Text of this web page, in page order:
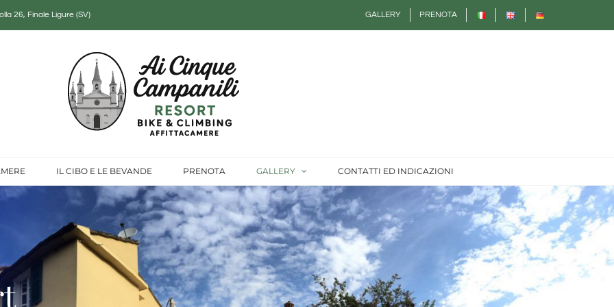
26, Finale Ligure (SV) GALLERY PRENOTA
IL CIBO E LE BEVANDE PRENOTA GALLERY CONTATTI ED INDICAZIONI